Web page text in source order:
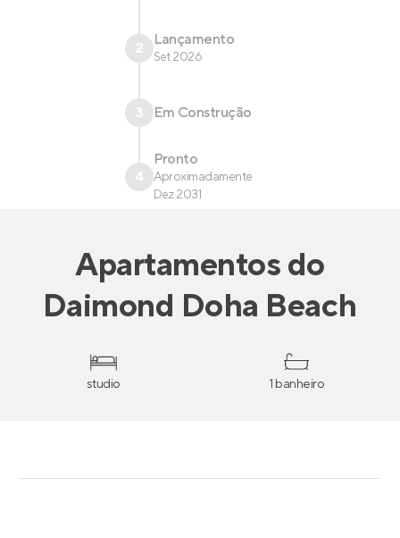
2 Lançamento
Set 2026
3 Em Construção
4
Pronto
Aproximadamente
Dez 2031
Apartamentosdo
Daimond Doha Beach
studio 1 banheiro